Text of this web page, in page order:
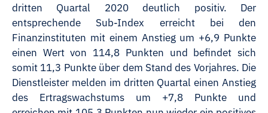
dritten Quartal 2020 deutlich positiv. Der
entsprechende Sub-Index erreicht bei den
Finanzinstituten mit einem Anstieg um +6,9 Punkte
einen Wert von 114,8 Punkten und befindet sich
somit 11,3 Punkte über dem Stand des Vorjahres. Die
Dienstleister melden im dritten Quartal einen Anstieg
des Ertragswachstums um +7,8 Punkte und